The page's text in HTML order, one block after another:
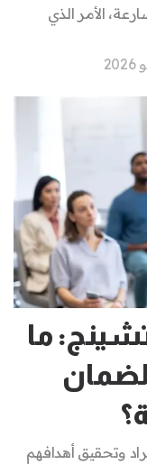
الأمر الذي
ما
وتحقيق أهدافهم